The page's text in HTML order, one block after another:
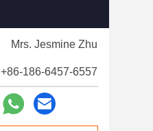
Mrs. Jesmine Zhu
+86-186-6457-6557